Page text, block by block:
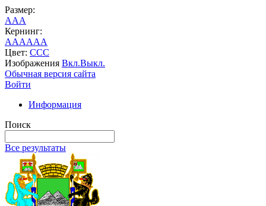
Размер:
AAA
Кернинг:
AAAAAA
Цвет: CCC
Изображения Вкл.Выкл.
Обычная версия сайта
Войти
Информация
Поиск
Все результаты